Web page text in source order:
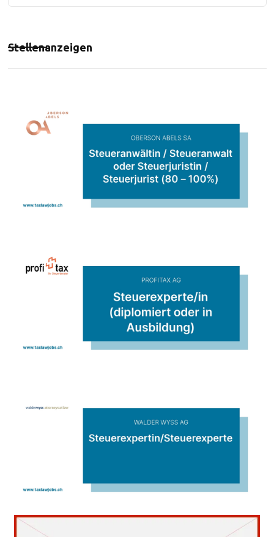
Stellenanzeigen